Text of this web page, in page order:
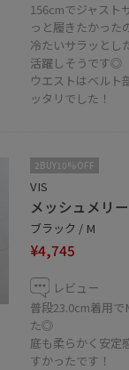
156cmでジャスト
っと履きたかった
冷たいサラッとし
活躍しそうです◎
ウエストはベルト
ッタリでした！
2BUY10%OFF
VIS
メッシュメリ
ブラック / M
¥4,745
レビュー
普段23.0cm着用
た◎
底も柔らかく安定
すかったです！